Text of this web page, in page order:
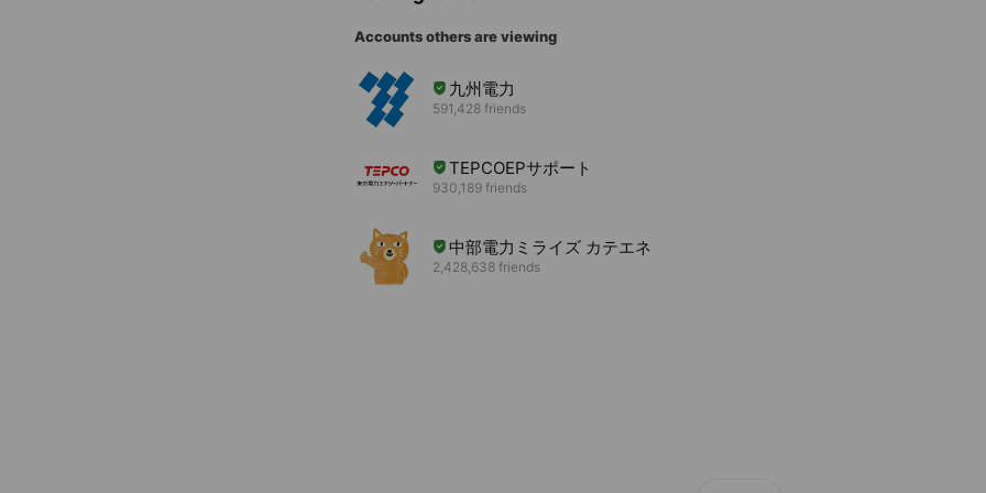
Accounts others are viewing
九州電力
591,428 friends
TEPCOEPサポート
930,189 friends
中部電力ミライズ カテエネ
2,428,638 friends